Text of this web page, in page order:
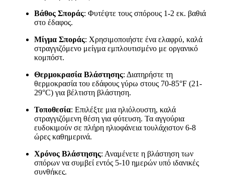
Βάθος Σποράς: Φυτέψτε τους σπόρους 1-2 εκ. βαθιά
στο έδαφος.
Μίγμα Σποράς: Χρησιμοποιήστε ένα ελαφρύ, καλά
στραγγιζόμενο μείγμα εμπλουτισμένο με οργανικό
κομπόστ.
Θερμοκρασία Βλάστησης: Διατηρήστε τη
θερμοκρασία του εδάφους γύρω στους 70-85°F (21-
29°C) για βέλτιστη βλάστηση.
Τοποθεσία: Επιλέξτε μια ηλιόλουστη, καλά
στραγγιζόμενη θέση για φύτευση. Τα αγγούρια
ευδοκιμούν σε πλήρη ηλιοφάνεια τουλάχιστον 6-8
ώρες καθημερινά.
Χρόνος Βλάστησης: Αναμένετε η βλάστηση των
σπόρων να συμβεί εντός 5-10 ημερών υπό ιδανικές
συνθήκες.